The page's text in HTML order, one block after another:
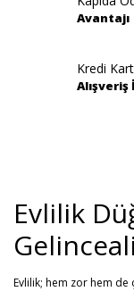
Avantajı
Kredi
Alışveriş
Evlilik
Evlilik; hem zor hem de